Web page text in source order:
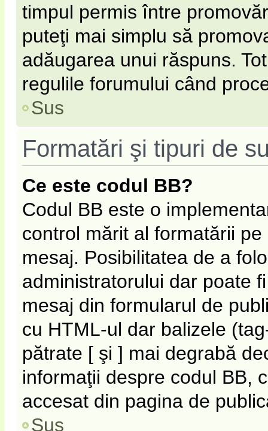
timpul permis între
puteţi mai simplu să
adăugarea unui răspuns.
regulile forumului când
Sus
Formatări şi tipuri de
Ce este codul BB?
Codul BB este o
control mărit al formatării
mesaj. Posibilitatea de a
administratorului dar poate
mesaj din formularul de
cu HTML-ul dar balizele
pătrate [ şi ] mai degrabă
informaţii despre codul BB,
accesat din pagina de
Sus